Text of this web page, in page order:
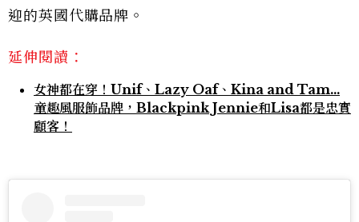
迎的英國代購品牌。
延伸閱讀：
女神都在穿！Unif、Lazy Oaf、Kina and Tam...
童趣風服飾品牌，Blackpink Jennie和Lisa都是忠實
顧客！